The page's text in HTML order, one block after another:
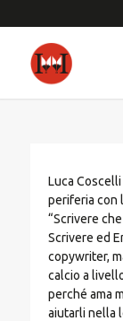
Luca
periferia con
“Scrivere
Scrivere ed
copywriter,
calcio a
perché ama
aiutarli nella